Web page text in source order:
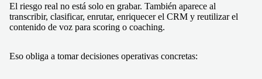
El riesgo real no está solo en grabar. También aparece al
transcribir, clasificar, enrutar, enriquecer el CRM y reutilizar el
contenido de voz para scoring o coaching.
Eso obliga a tomar decisiones operativas concretas: